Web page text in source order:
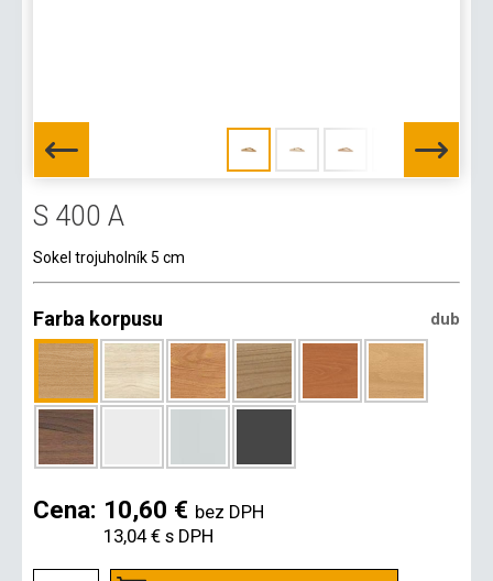
S 400 A
Sokel trojuholník 5 cm
Farba korpusu dub
Cena: 10,60 € bez DPH
13,04 € s DPH